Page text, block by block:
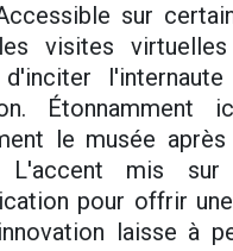
sur
visites
d'inciter
Étonnamment
le musée
L'accent mis
pour offrir
laisse à